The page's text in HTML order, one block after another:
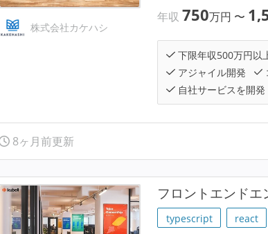
株式会社カケハシ
年収750万円 〜
下限年収500万円以
アジャイル開発
自社サービスを開発
8ヶ月前更新
フロントエンドエ
typescript react